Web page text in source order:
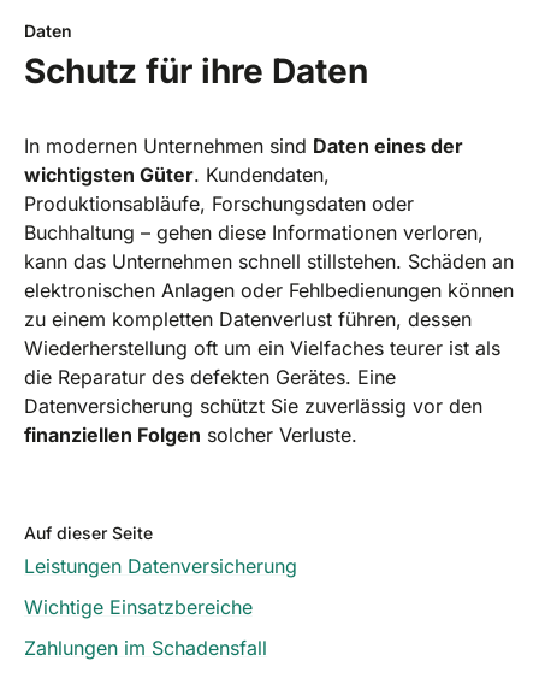
Daten
Schutz für ihre Daten
In modernen Unternehmen sind Daten eines der
wichtigsten Güter. Kundendaten,
Produktionsabläufe, Forschungsdaten oder
Buchhaltung – gehen diese Informationen verloren,
kann das Unternehmen schnell stillstehen. Schäden an
elektronischen Anlagen oder Fehlbedienungen können
zu einem kompletten Datenverlust führen, dessen
Wiederherstellung oft um ein Vielfaches teurer ist als
die Reparatur des defekten Gerätes. Eine
Datenversicherung schützt Sie zuverlässig vor den
finanziellen Folgen solcher Verluste.
Auf dieser Seite
Leistungen Datenversicherung
Wichtige Einsatzbereiche
Zahlungen im Schadensfall